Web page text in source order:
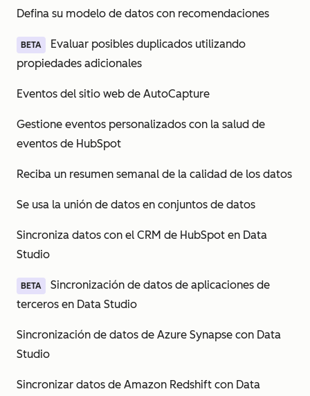
Defina su modelo de datos con recomendaciones
BETA
Evaluar posibles duplicados utilizando
propiedades adicionales
Eventos del sitio web de AutoCapture
Gestione eventos personalizados con la salud de
eventos de HubSpot
Reciba un resumen semanal de la calidad de los datos
Se usa la unión de datos en conjuntos de datos
Sincroniza datos con el CRM de HubSpot en Data
Studio
BETA
Sincronización de datos de aplicaciones de
terceros en Data Studio
Sincronización de datos de Azure Synapse con Data
Studio
Sincronizar datos de Amazon Redshift con Data